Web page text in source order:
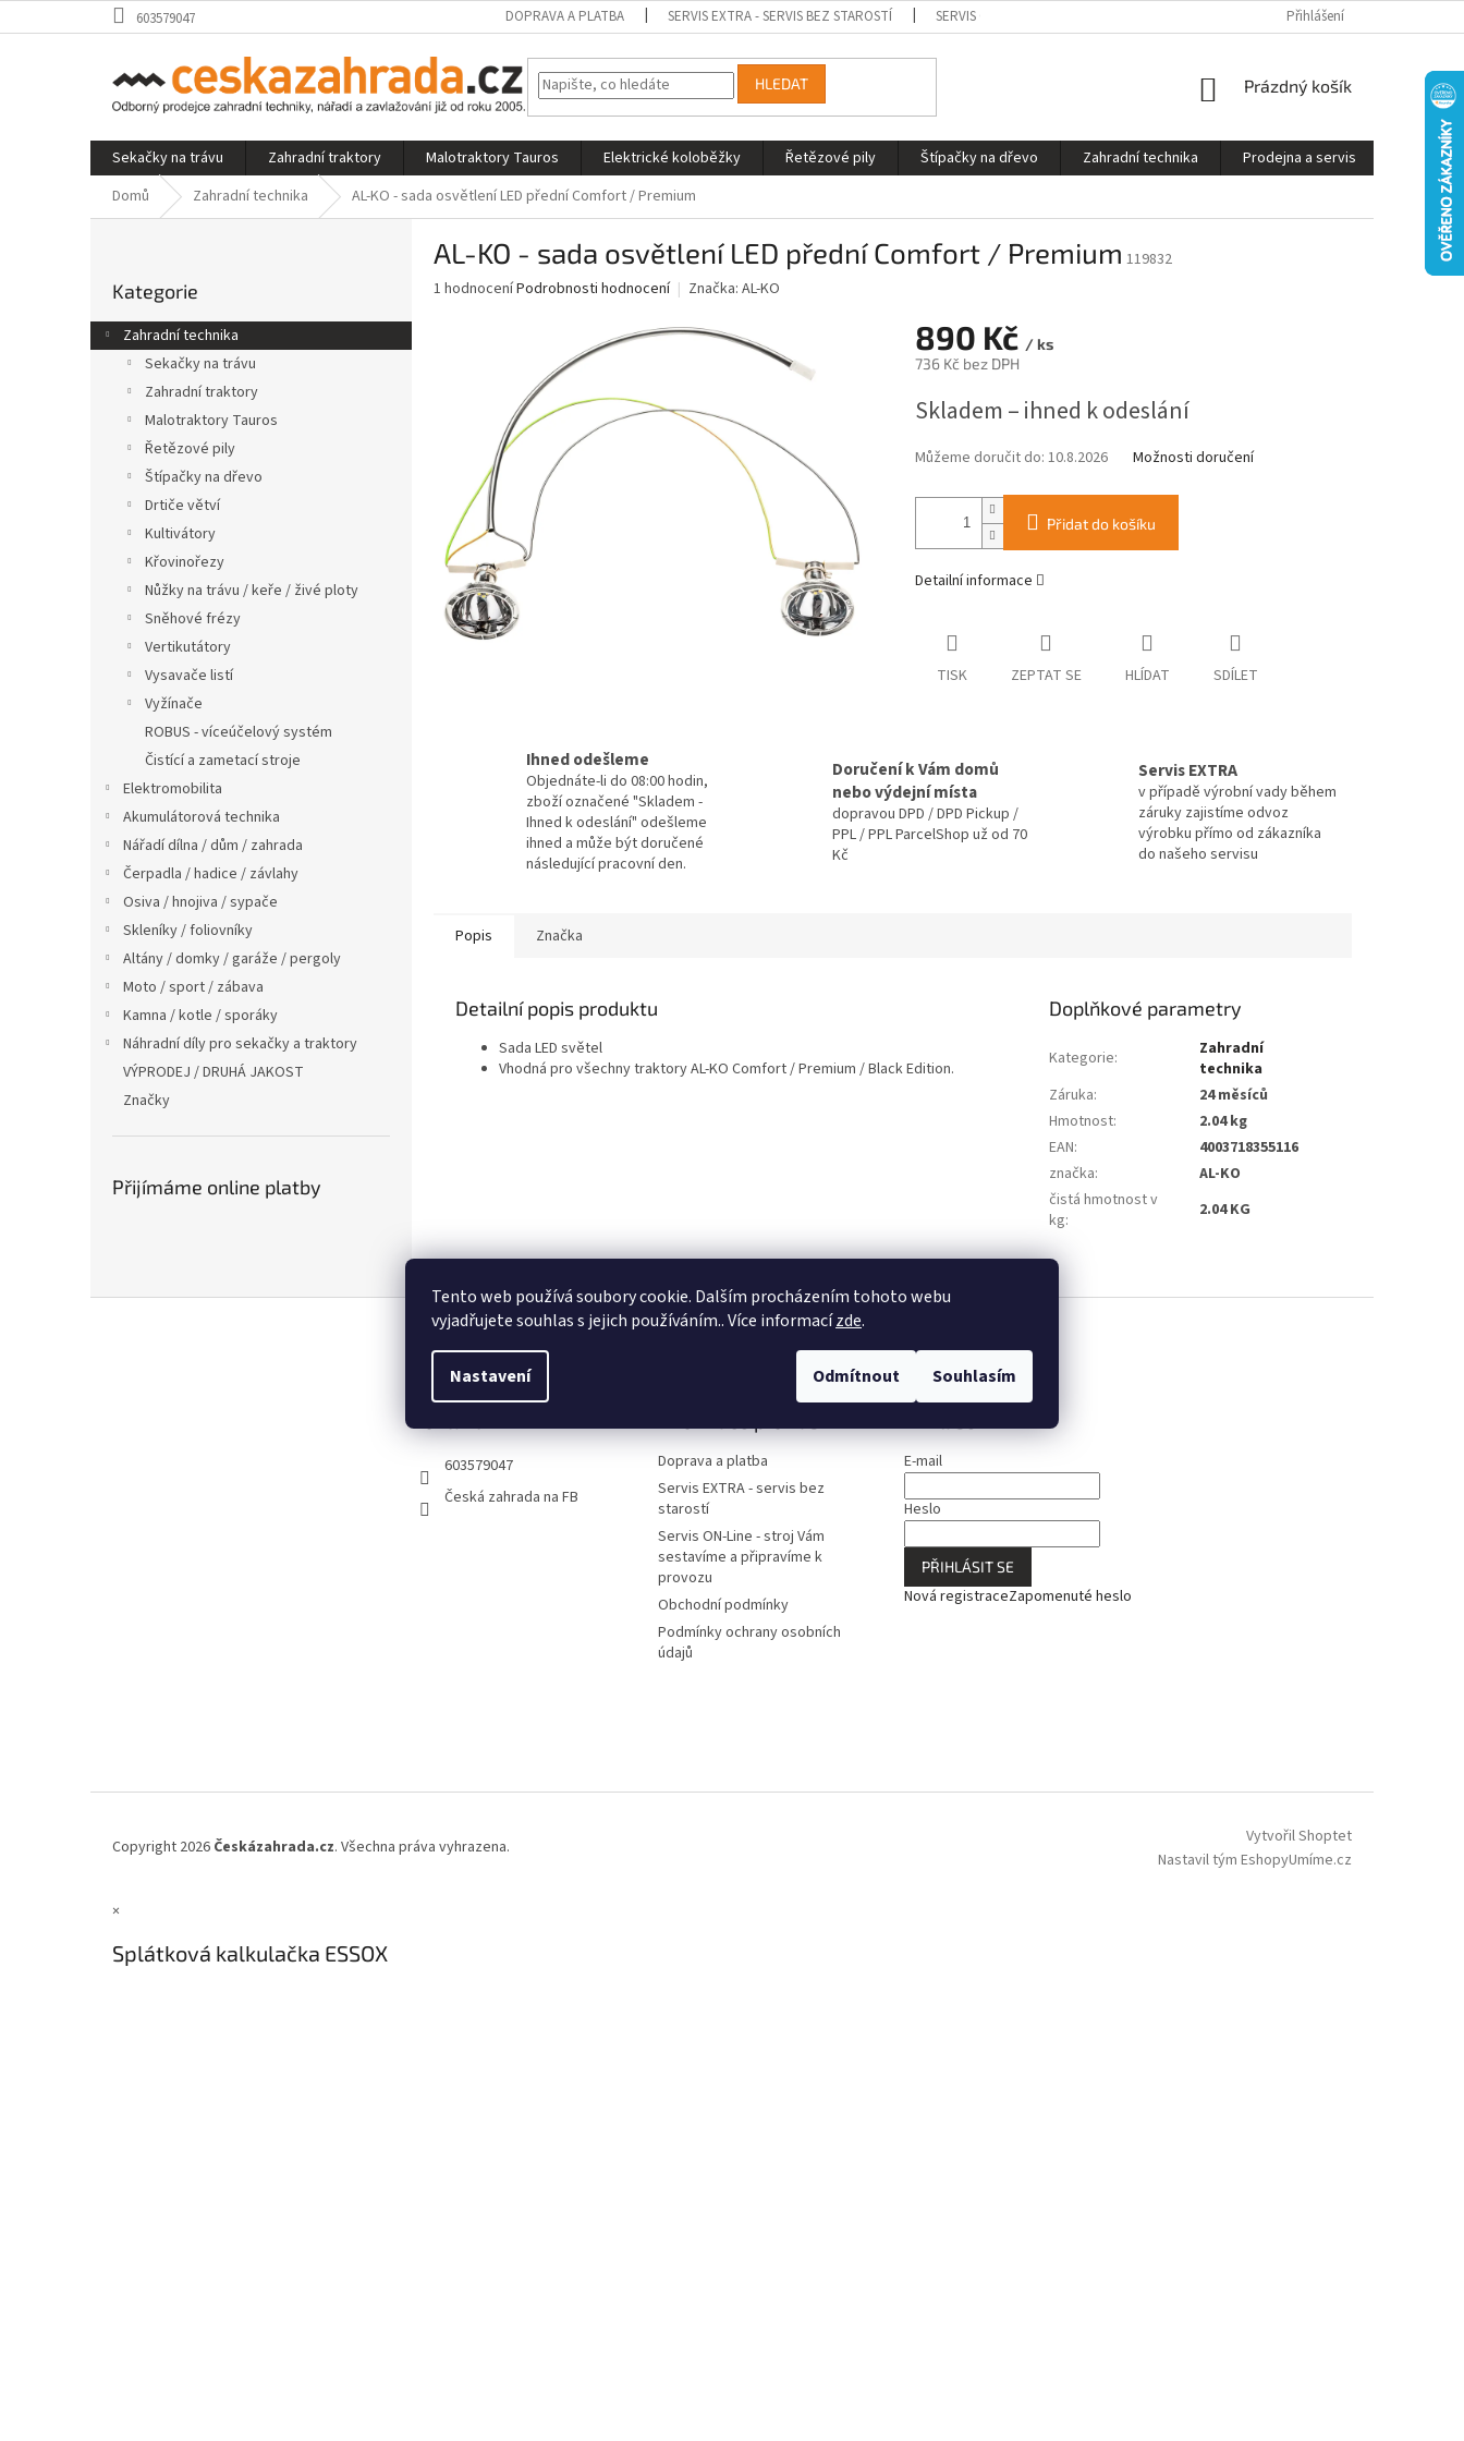
Tento web používá soubory cookie. Dalším procházením tohoto webu
vyjadřujete souhlas s jejich používáním.. Více informacízde.
Nastavení Odmítnout Souhlasím
na
603579047 DOPRAVA A PLATBA SERVIS EXTRA - SERVIS BEZ STAROSTÍ SERVIS ON-LINE - STROJ VÁM SESTAVÍME A PŘIPRAVÍME K PROVOZU
Přihlášení
HLEDAT
NÁKUPNÍ
Prázdný košík
Sekačky na trávu Zahradní traktory Malotraktory Tauros Elektrické koloběžky Řetězové pily Štípačky na dřevo Zahradní technika Prodejna a servis
Kontakty
Domů
Zahradní technika AL-KO - sada osvětlení LED přední Comfort / Premium
r
a
kategorie
Kategorie
Zahradní technika
Sekačky na trávu
Zahradní traktory
Malotraktory Tauros
Řetězové pily
Štípačky na dřevo
Drtiče větví
Kultivátory
Křovinořezy
Nůžky na trávu / keře / živé ploty
Sněhové frézy
Vertikutátory
Vysavače listí
Vyžínače
ROBUS - víceúčelový systém
Čistící a zametací stroje
Elektromobilita
Akumulátorová technika
Nářadí dílna / dům / zahrada
Čerpadla / hadice / závlahy
Osiva / hnojiva / sypače
Skleníky / foliovníky
Altány / domky / garáže / pergoly
Moto / sport / zábava
Kamna / kotle / sporáky
Náhradní díly pro sekačky a traktory
VÝPRODEJ / DRUHÁ JAKOST
Značky
Přijímáme online platby
AL-KO - sada osvětlení LED přední Comfort / Premium 119832
Průměrné
hvězdiček.
1 hodnoceníPodrobnosti hodnocení Značka: AL-KO
890 Kč / ks
736 Kč bez DPH
cena:
Skladem – ihned k odeslání
Můžeme doručit do: 10.8.2026 Možnosti doručení
Přidat do košíku
Detailní informace
TISK ZEPTAT SE HLÍDAT SDÍLET
Ihned odešleme
Objednáte-li do 08:00 hodin,
zboží označené "Skladem -
Ihned k odeslání" odešleme
ihned a může být doručené
následující pracovní den.
Doručení k Vám domů
nebo výdejní místa
dopravou DPD / DPD Pickup /
PPL / PPL ParcelShop už od 70
Kč
Servis EXTRA
v případě výrobní vady během
záruky zajistíme odvoz
výrobku přímo od zákazníka
do našeho servisu
Popis Značka
Detailní popis produktu
Sada LED světel
Vhodná pro všechny traktory AL-KO Comfort / Premium / Black Edition.
Doplňkové parametry
Kategorie:
Zahradní
technika
Záruka:
24 měsíců
Hmotnost:
2.04 kg
EAN:
4003718355116
značka:
AL-KO
čistá hmotnost v
kg: 2.04 KG
603579047
Česká zahrada na FB
Doprava a platba
Servis EXTRA - servis bez
starostí
Servis ON-Line - stroj Vám
sestavíme a připravíme k
provozu
Obchodní podmínky
Podmínky ochrany osobních
údajů
E-mail
Heslo
PŘIHLÁSIT SE
Nová registraceZapomenuté heslo
Vytvořil Shoptet
Nastavil tým EshopyUmíme.cz
Copyright 2026 Českázahrada.cz. Všechna práva vyhrazena.
×
Splátková kalkulačka ESSOX